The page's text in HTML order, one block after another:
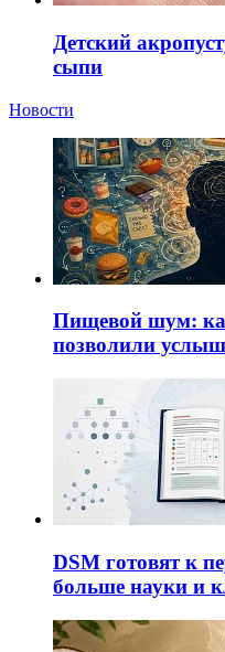
Детский
сыпи
Новости
Пищевой шум:
позволили
DSM готовят к
больше науки и